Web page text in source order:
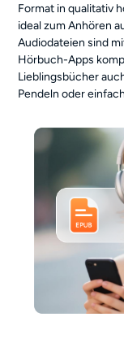
Format in qualitativ
ideal zum Anhören
Audiodateien sind
Hörbuch-Apps
Lieblingsbücher
Pendeln oder